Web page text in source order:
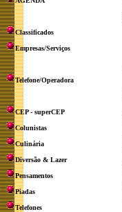
Classificados
Empresas/Serviços
Telefone/Operadora
CEP - superCEP
Colunistas
Culinária
Diversão & Lazer
Pensamentos
Piadas
Telefones